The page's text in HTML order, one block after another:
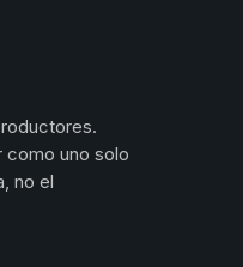
como uno solo
no el